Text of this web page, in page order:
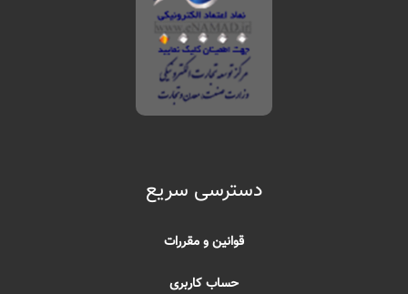
دسترسی سریع
قوانین و مقررات
حساب کاربری